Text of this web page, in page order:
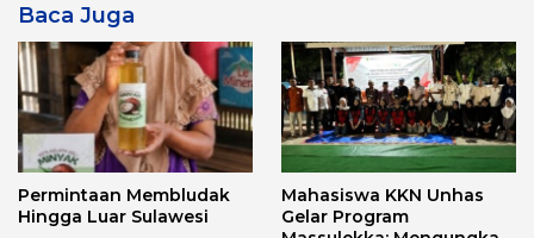
Baca Juga
Permintaan Membludak
Hingga Luar Sulawesi
Mahasiswa KKN Unhas
Gelar Program